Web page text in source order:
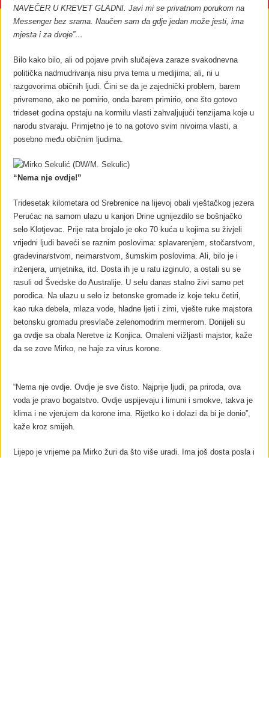
NAVEČER U KREVET GLADNI. Javi mi se privatnom porukom na
Messenger bez srama. Naučen sam da gdje jedan može jesti, ima
mjesta i za dvoje”…
Bilo kako bilo, ali od pojave prvih slučajeva zaraze svakodnevna
politička nadmudrivanja nisu prva tema u medijima; ali, ni u
razgovorima običnih ljudi. Čini se da je zajednički problem, barem
privremeno, ako ne pomirio, onda barem primirio, one što gotovo
trideset godina opstaju na kormilu vlasti zahvaljujući tenzijama koje u
narodu stvaraju. Primjetno je to na gotovo svim nivoima vlasti, a
posebno među običnim ljudima.
“Nema nje ovdje!”
Tridesetak kilometara od Srebrenice na lijevoj obali vještačkog jezera
Perućac na samom ulazu u kanjon Drine ugnijezdilo se bošnjačko
selo Klotjevac. Prije rata brojalo je oko 70 kuća u kojima su živjeli
vrijedni ljudi baveći se raznim poslovima: splavarenjem, stočarstvom,
građevinarstvom, neimarstvom, šumskim poslovima. Ali, bilo je i
inženjera, umjetnika, itd. Dosta ih je u ratu izginulo, a ostali su se
rasuli od Švedske do Australije. U selu danas stalno živi samo pet
porodica. Na ulazu u selo iz betonske gromade iz koje teku četiri,
kao ruka debela, mlaza vode, hladne ljeti i zimi, vješte ruke majstora
betonsku gromadu presvlače zelenomodrim mermerom. Donijeli su
ga ovdje sa obala Neretve iz Konjica. Omaleni vižljasti majstor, kaže
da se zove Mirko, ne haje za virus korone.
“Nema nje ovdje. Ovdje je sve čisto. Najprije ljudi, pa priroda, ova
voda je pravo bogatstvo. Ovdje uspijevaju i limuni i smokve, takva je
klima i ne vjerujem da korone ima. Rijetko ko i dolazi da bi je donio”,
kaže kroz smijeh.
Lijepo je vrijeme pa Mirko žuri da što više uradi. Ima još dosta posla i